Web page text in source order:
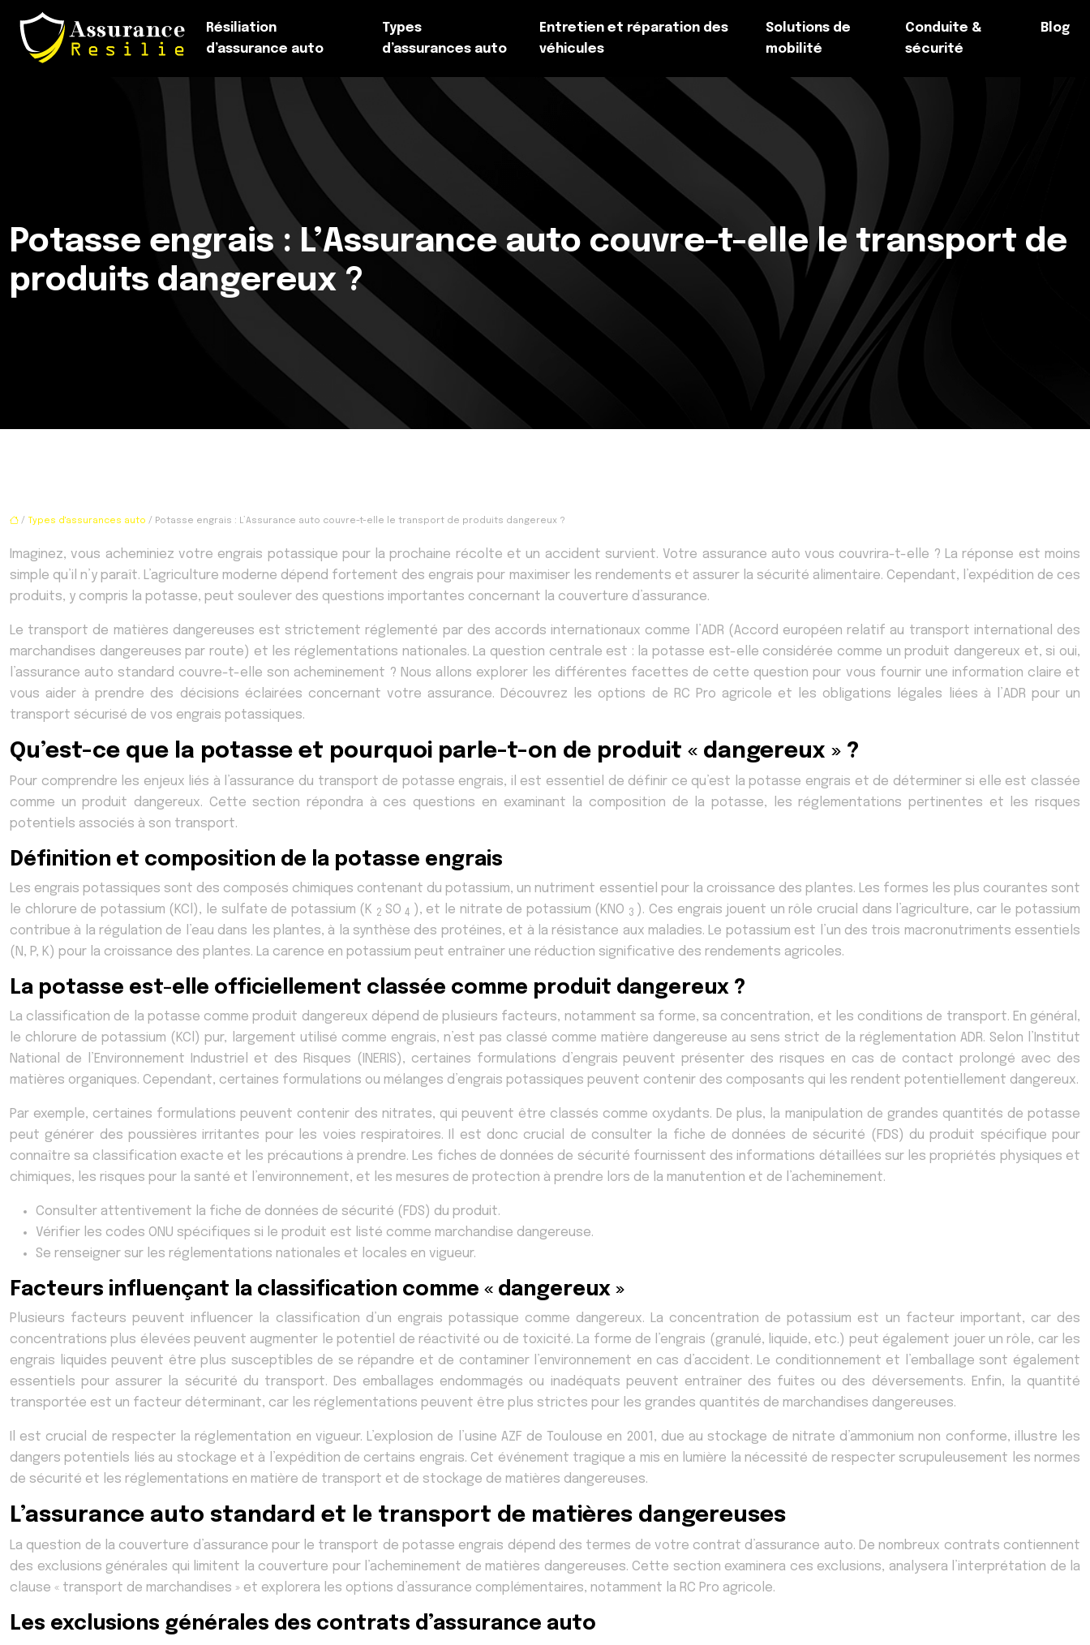
Résiliation
d’assurance auto
Types
d’assurances auto
Entretien et réparation des
véhicules
Solutions de
mobilité
Conduite &
sécurité
Blog
Potasse engrais : L’Assurance auto couvre-t-elle le transport de
produits dangereux ?
/ Types d'assurances auto / Potasse engrais : L’Assurance auto couvre-t-elle le transport de produits dangereux ?
Imaginez, vous acheminiez votre engrais potassique pour la prochaine récolte et un accident survient. Votre assurance auto vous couvrira-t-elle ? La réponse est moins
simple qu’il n’y paraît. L’agriculture moderne dépend fortement des engrais pour maximiser les rendements et assurer la sécurité alimentaire. Cependant, l’expédition de ces
produits, y compris la potasse, peut soulever des questions importantes concernant la couverture d’assurance.
Le transport de matières dangereuses est strictement réglementé par des accords internationaux comme l’ADR (Accord européen relatif au transport international des
marchandises dangereuses par route) et les réglementations nationales. La question centrale est : la potasse est-elle considérée comme un produit dangereux et, si oui,
l’assurance auto standard couvre-t-elle son acheminement ? Nous allons explorer les différentes facettes de cette question pour vous fournir une information claire et
vous aider à prendre des décisions éclairées concernant votre assurance. Découvrez les options de RC Pro agricole et les obligations légales liées à l’ADR pour un
transport sécurisé de vos engrais potassiques.
Qu’est-ce que la potasse et pourquoi parle-t-on de produit « dangereux » ?
Pour comprendre les enjeux liés à l’assurance du transport de potasse engrais, il est essentiel de définir ce qu’est la potasse engrais et de déterminer si elle est classée
comme un produit dangereux. Cette section répondra à ces questions en examinant la composition de la potasse, les réglementations pertinentes et les risques
potentiels associés à son transport.
Définition et composition de la potasse engrais
Les engrais potassiques sont des composés chimiques contenant du potassium, un nutriment essentiel pour la croissance des plantes. Les formes les plus courantes sont
le chlorure de potassium (KCl), le sulfate de potassium (K 2 SO4 ), et le nitrate de potassium (KNO 3 ). Ces engrais jouent un rôle crucial dans l’agriculture, car le potassium
contribue à la régulation de l’eau dans les plantes, à la synthèse des protéines, et à la résistance aux maladies. Le potassium est l’un des trois macronutriments essentiels
(N, P, K) pour la croissance des plantes. La carence en potassium peut entraîner une réduction significative des rendements agricoles.
La potasse est-elle officiellement classée comme produit dangereux ?
La classification de la potasse comme produit dangereux dépend de plusieurs facteurs, notamment sa forme, sa concentration, et les conditions de transport. En général,
le chlorure de potassium (KCl) pur, largement utilisé comme engrais, n’est pas classé comme matière dangereuse au sens strict de la réglementation ADR. Selon l’Institut
National de l’Environnement Industriel et des Risques (INERIS), certaines formulations d’engrais peuvent présenter des risques en cas de contact prolongé avec des
matières organiques. Cependant, certaines formulations ou mélanges d’engrais potassiques peuvent contenir des composants qui les rendent potentiellement dangereux.
Par exemple, certaines formulations peuvent contenir des nitrates, qui peuvent être classés comme oxydants. De plus, la manipulation de grandes quantités de potasse
peut générer des poussières irritantes pour les voies respiratoires. Il est donc crucial de consulter la fiche de données de sécurité (FDS) du produit spécifique pour
connaître sa classification exacte et les précautions à prendre. Les fiches de données de sécurité fournissent des informations détaillées sur les propriétés physiques et
chimiques, les risques pour la santé et l’environnement, et les mesures de protection à prendre lors de la manutention et de l’acheminement.
Consulter attentivement la fiche de données de sécurité (FDS) du produit.
Vérifier les codes ONU spécifiques si le produit est listé comme marchandise dangereuse.
Se renseigner sur les réglementations nationales et locales en vigueur.
Facteurs influençant la classification comme « dangereux »
Plusieurs facteurs peuvent influencer la classification d’un engrais potassique comme dangereux. La concentration de potassium est un facteur important, car des
concentrations plus élevées peuvent augmenter le potentiel de réactivité ou de toxicité. La forme de l’engrais (granulé, liquide, etc.) peut également jouer un rôle, car les
engrais liquides peuvent être plus susceptibles de se répandre et de contaminer l’environnement en cas d’accident. Le conditionnement et l’emballage sont également
essentiels pour assurer la sécurité du transport. Des emballages endommagés ou inadéquats peuvent entraîner des fuites ou des déversements. Enfin, la quantité
transportée est un facteur déterminant, car les réglementations peuvent être plus strictes pour les grandes quantités de marchandises dangereuses.
Il est crucial de respecter la réglementation en vigueur. L’explosion de l’usine AZF de Toulouse en 2001, due au stockage de nitrate d’ammonium non conforme, illustre les
dangers potentiels liés au stockage et à l’expédition de certains engrais. Cet événement tragique a mis en lumière la nécessité de respecter scrupuleusement les normes
de sécurité et les réglementations en matière de transport et de stockage de matières dangereuses.
L’assurance auto standard et le transport de matières dangereuses
La question de la couverture d’assurance pour le transport de potasse engrais dépend des termes de votre contrat d’assurance auto. De nombreux contrats contiennent
des exclusions générales qui limitent la couverture pour l’acheminement de matières dangereuses. Cette section examinera ces exclusions, analysera l’interprétation de la
clause « transport de marchandises » et explorera les options d’assurance complémentaires, notamment la RC Pro agricole.
Les exclusions générales des contrats d’assurance auto